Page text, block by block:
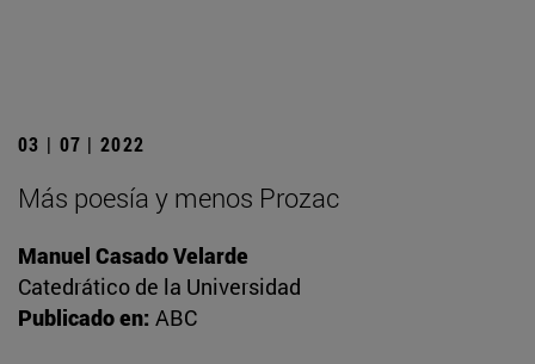
03 | 07 | 2022
Más poesía y menos Prozac
Manuel Casado Velarde
Catedrático de la Universidad
Publicado en: ABC